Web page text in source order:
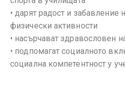
• дарят радост и забавление
физически активности
• насърчават здравословен
• подпомагат социалното
социална компетентност у